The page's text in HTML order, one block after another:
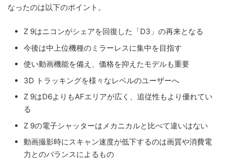
なったのは以下のポイント。
Z 9はニコンがシェアを回復した「D3」の再来となる
今後は中上位機種のミラーレスに集中を目指す
使い動画機能を備え、価格を抑えたモデルも重要
3D トラッキングを様々なレベルのユーザーへ
Z 9はD6よりもAFエリアが広く、追従性もより優れてい
る
Z 9の電子シャッターはメカニカルと比べて違いはない
動画撮影時にスキャン速度が低下するのは画質や消費電
力とのバランスによるもの